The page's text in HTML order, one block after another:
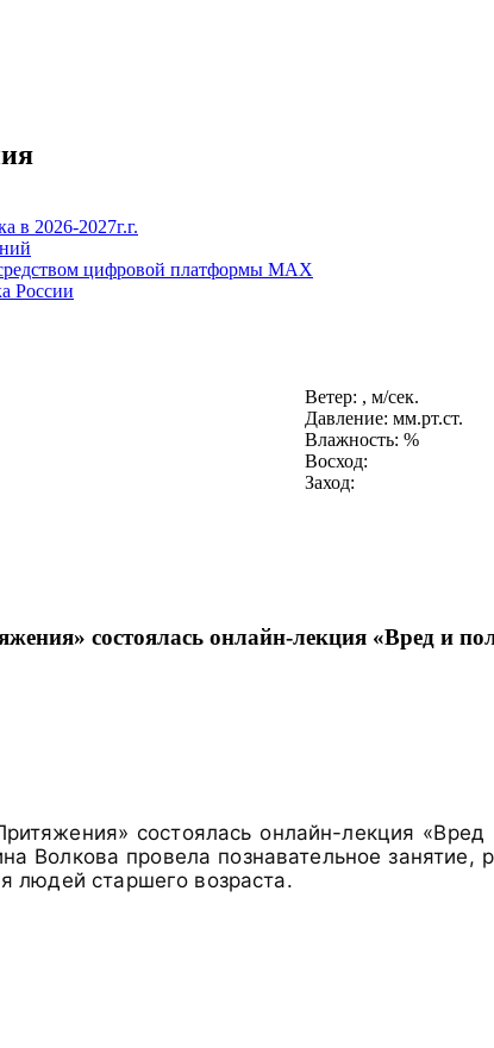
в 2026-2027г.г.
цифровой платформы MAX
России
Ветер: , м/сек.
Давление: мм.рт.ст.
Влажность: %
Восход:
Заход:
состоялась онлайн-лекция «Вред и
состоялась онлайн-лекция
Волкова провела познавательное
людей старшего возраста.